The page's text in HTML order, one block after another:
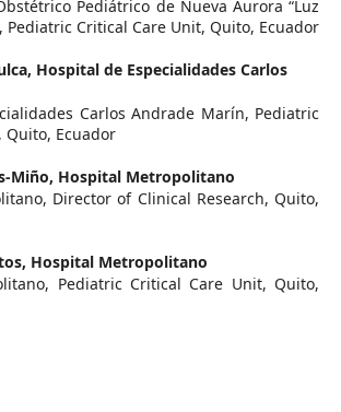
Pediátrico de Nueva Aurora “Luz
Pediatric Critical Care Unit, Quito, Ecuador
Hospital de Especialidades Carlos
Carlos Andrade Marín, Pediatric
Quito, Ecuador
Miño, Hospital Metropolitano
Director of Clinical Research, Quito,
Hospital Metropolitano
Pediatric Critical Care Unit, Quito,